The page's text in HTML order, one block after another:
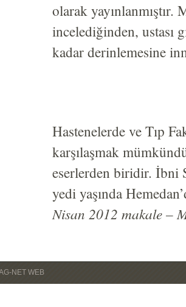
olarak
incelediğinden, ustası
kadar derinlemesine
Hastenelerde ve Tıp
karşılaşmak
eserlerden biridir. İbni
yedi yaşında
Nisan 2012 makale –
NET WEB